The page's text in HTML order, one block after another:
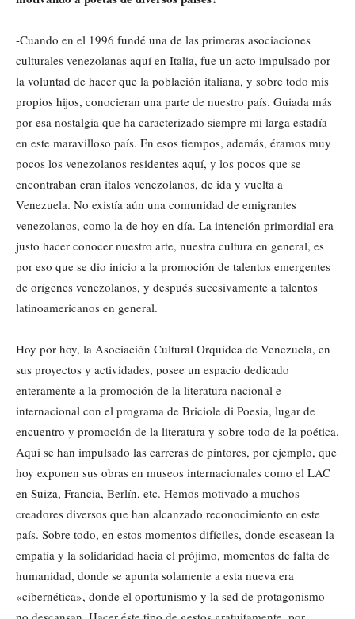
-Cuando en el 1996 fundé una de las primeras asociaciones
culturales venezolanas aquí en Italia, fue un acto impulsado por
la voluntad de hacer que la población italiana, y sobre todo mis
propios hijos, conocieran una parte de nuestro país. Guiada más
por esa nostalgia que ha caracterizado siempre mi larga estadía
en este maravilloso país. En esos tiempos, además, éramos muy
pocos los venezolanos residentes aquí, y los pocos que se
encontraban eran ítalos venezolanos, de ida y vuelta a
Venezuela. No existía aún una comunidad de emigrantes
venezolanos, como la de hoy en día. La intención primordial era
justo hacer conocer nuestro arte, nuestra cultura en general, es
por eso que se dio inicio a la promoción de talentos emergentes
de orígenes venezolanos, y después sucesivamente a talentos
latinoamericanos en general.
Hoy por hoy, la Asociación Cultural Orquídea de Venezuela, en
sus proyectos y actividades, posee un espacio dedicado
enteramente a la promoción de la literatura nacional e
internacional con el programa de Briciole di Poesia, lugar de
encuentro y promoción de la literatura y sobre todo de la poética.
Aquí se han impulsado las carreras de pintores, por ejemplo, que
hoy exponen sus obras en museos internacionales como el LAC
en Suiza, Francia, Berlín, etc. Hemos motivado a muchos
creadores diversos que han alcanzado reconocimiento en este
país. Sobre todo, en estos momentos difíciles, donde escasean la
empatía y la solidaridad hacia el prójimo, momentos de falta de
humanidad, donde se apunta solamente a esta nueva era
«cibernética», donde el oportunismo y la sed de protagonismo